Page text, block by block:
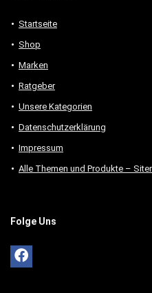
Startseite
Shop
Marken
Ratgeber
Unsere Kategorien
Datenschutzerklärung
Impressum
Alle Themen und Produkte –
Folge Uns